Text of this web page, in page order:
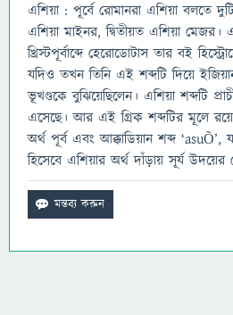
এশিয়া : পূর্বে রোমানরা এশিয়া বলতে
এশিয়া মাইনর, দ্বিতীয়ত এশিয়া মেজর।
খ্রিস্টপূর্বাব্দে হেরোডোটাস তার বই
যদিও তখন তিনি এই শব্দটি দিয়ে
ভূখণ্ডকে বুঝিয়েছিলেন। এশিয়া শব্দটি
এসেছে। আর এই গ্রিক শব্দটির মূলে
অর্থ পূর্ব এবং আক্কাডিয়ান শব্দ
হিসেবে এশিয়ার অর্থ দাঁড়ায় সূর্য উদয়ের